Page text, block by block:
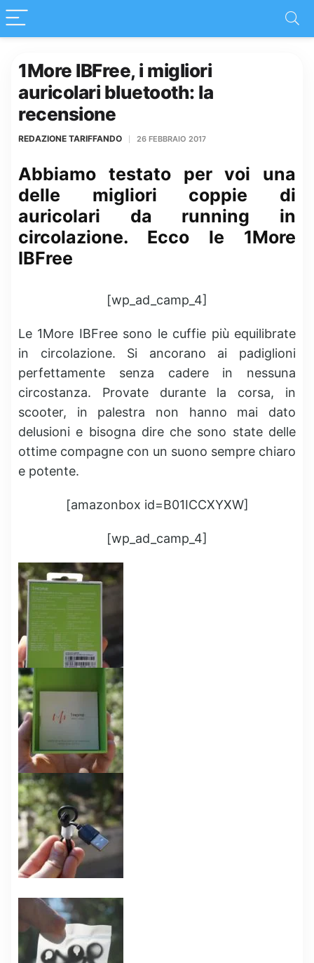
1More IBFree, i migliori
auricolari bluetooth: la
recensione
REDAZIONE TARIFFANDO 26 FEBBRAIO 2017
Abbiamo testato per voi una
delle migliori coppie di
auricolari da running in
circolazione. Ecco le 1More
IBFree
[wp_ad_camp_4]
Le 1More IBFree sono le cuffie più equilibrate
in circolazione. Si ancorano ai padiglioni
perfettamente senza cadere in nessuna
circostanza. Provate durante la corsa, in
scooter, in palestra non hanno mai dato
delusioni e bisogna dire che sono state delle
ottime compagne con un suono sempre chiaro
e potente.
[amazonbox id=B01ICCXYXW]
[wp_ad_camp_4]